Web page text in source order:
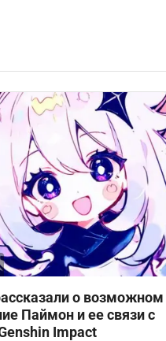
о возможном
Паймон и ее связи с
Impact